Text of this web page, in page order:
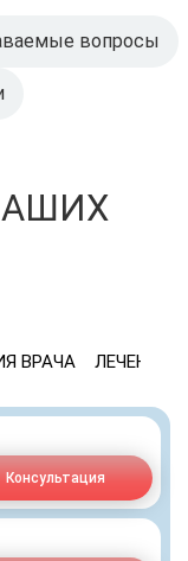
вопросы
ВРАЧА ЛЕЧЕНИЕ
Консультация